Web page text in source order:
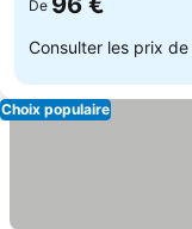
De
Consulter les prix de
Choix populaire